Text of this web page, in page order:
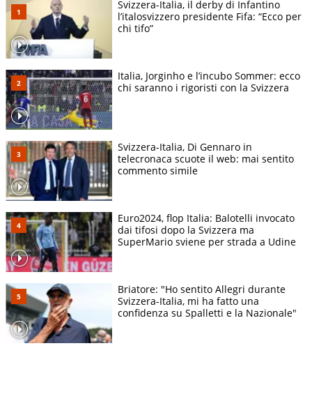
Svizzera-Italia, il derby di Infantino
l’italosvizzero presidente Fifa: “Ecco per
chi tifo”
Italia, Jorginho e l’incubo Sommer: ecco
chi saranno i rigoristi con la Svizzera
Svizzera-Italia, Di Gennaro in
telecronaca scuote il web: mai sentito
commento simile
Euro2024, flop Italia: Balotelli invocato
dai tifosi dopo la Svizzera ma
SuperMario sviene per strada a Udine
Briatore: "Ho sentito Allegri durante
Svizzera-Italia, mi ha fatto una
confidenza su Spalletti e la Nazionale"